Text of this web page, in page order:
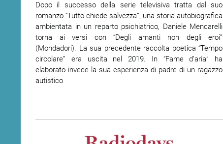
Dopo il successo della serie televisiva tratta dal suo
romanzo “Tutto chiede salvezza”, una storia autobiografica
ambientata in un reparto psichiatrico, Daniele Mencarelli
torna ai versi con “Degli amanti non degli eroi”
(Mondadori). La sua precedente raccolta poetica “Tempo
circolare” era uscita nel 2019. In “Fame d’aria” ha
elaborato invece la sua esperienza di padre di un ragazzo
autistico